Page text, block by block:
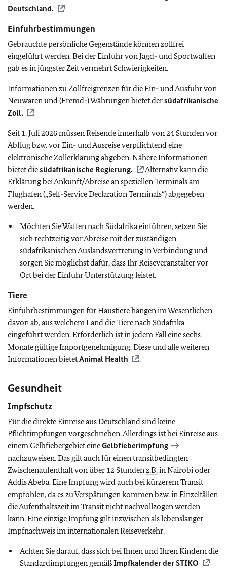
Deutschland.
Einfuhrbestimmungen
Gebrauchte persönliche Gegenstände können zollfrei
eingeführt werden. Bei der Einfuhr von Jagd- und Sportwaffen
gab es in jüngster Zeit vermehrt Schwierigkeiten.
Informationen zu Zollfreigrenzen für die Ein- und Ausfuhr von
Neuwaren und (Fremd-) Währungen bietet dersüdafrikanische
Zoll.
Seit 1. Juli 2026 müssen Reisende innerhalb von 24 Stunden vor
Abflug bzw. vor Ein- und Ausreise verpflichtend eine
elektronische Zollerklärung abgeben. Nähere Informationen
bietet diesüdafrikanische Regierung.
Alternativ kann die
Erklärung bei Ankunft/Abreise an speziellen Terminals am
Flughafen („Self-Service Declaration Terminals“) abgegeben
werden.
Möchten Sie Waffen nach Südafrika einführen, setzen Sie
sich rechtzeitig vor Abreise mit der zuständigen
südafrikanischen Auslandsvertretung in Verbindung und
sorgen Sie möglichst dafür, dass Ihr Reiseveranstalter vor
Ort bei der Einfuhr Unterstützung leistet.
Tiere
Einfuhrbestimmungen für Haustiere hängen im Wesentlichen
davon ab, aus welchem Land die Tiere nach Südafrika
eingeführt werden. Erforderlich ist in jedem Fall eine sechs
Monate gültige Importgenehmigung. Diese und alle weiteren
Informationen bietetAnimal Health .
Gesundheit
Impfschutz
Für die direkte Einreise aus Deutschland sind keine
Pflichtimpfungen vorgeschrieben. Allerdings ist bei Einreise aus
einem Gelbfiebergebiet eineGelbfieberimpfung
nachzuweisen. Das gilt auch für einen transitbedingten
Zwischenaufenthalt von über 12 Stundenz.B.in Nairobi oder
Addis Abeba. Eine Impfung wird auch bei kürzerem Transit
empfohlen, da es zu Verspätungen kommen bzw. in Einzelfällen
die Aufenthaltszeit im Transit nicht nachvollzogen werden
kann. Eine einzige Impfung gilt inzwischen als lebenslanger
Impfnachweis im internationalen Reiseverkehr.
Achten Sie darauf, dass sich bei Ihnen und Ihren Kindern die
Standardimpfungen gemäßImpfkalender derSTIKO